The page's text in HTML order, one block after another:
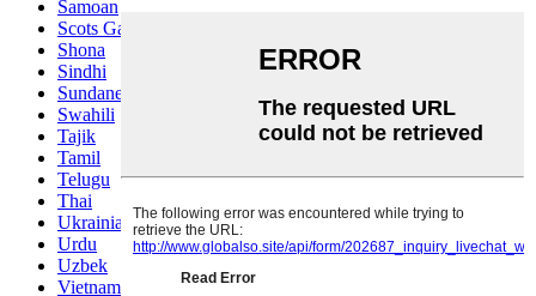
Samoan
Scots Gaelic
Shona
Sindhi
Sundanese
Swahili
Tajik
Tamil
Telugu
Thai
Ukrainian
Urdu
Uzbek
Vietnamese